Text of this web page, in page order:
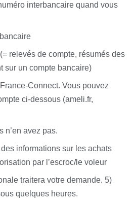
inter­bancaire quand vous
relevés de compte, résumés des
sur un compte bancaire)
Connect. Vous pouvez
ci-dessous (ameli.fr,
n’en avez pas.
informations sur les achats
par l’escroc/le voleur
traitera votre demande. 5)
quelques heures.